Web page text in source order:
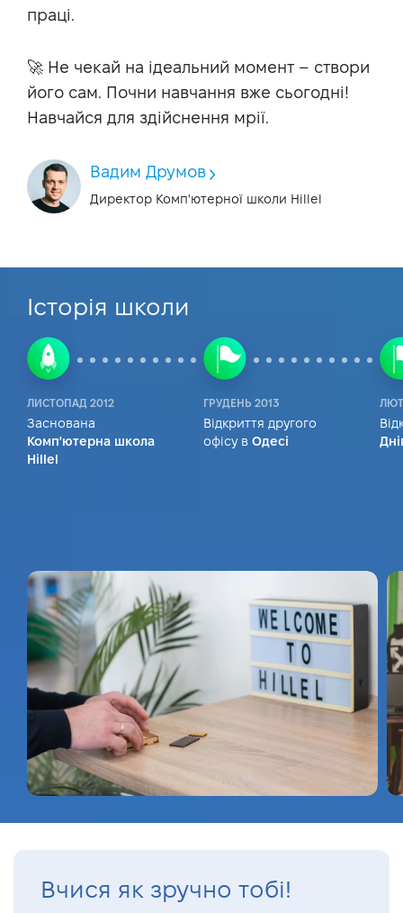
праці.
🚀 Не чекай на ідеальний момент – створи
його сам. Почни навчання вже сьогодні!
Навчайся для здійснення мрії.
Вадим Друмов
Директор Комп'ютерної школи Hillel
Історія школи
ЛИСТОПАД 2012
Заснована
Комп'ютерна школа
Hillel
ГРУДЕНЬ 2013
Відкриття другого
офісу в Одесі
Вчися як зручно тобі!